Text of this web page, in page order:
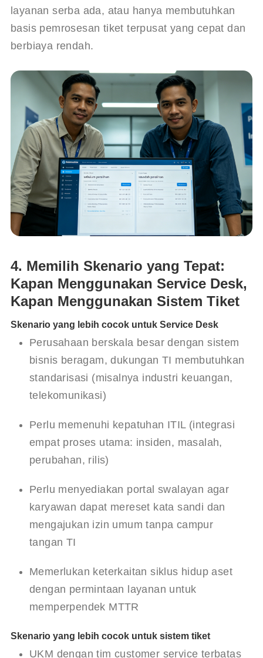
layanan serba ada, atau hanya membutuhkan
basis pemrosesan tiket terpusat yang cepat dan
berbiaya rendah.
4. Memilih Skenario yang Tepat:
Kapan Menggunakan Service Desk,
Kapan Menggunakan Sistem Tiket
Skenario yang lebih cocok untuk Service Desk
Perusahaan berskala besar dengan sistem
bisnis beragam, dukungan TI membutuhkan
standarisasi (misalnya industri keuangan,
telekomunikasi)
Perlu memenuhi kepatuhan ITIL (integrasi
empat proses utama: insiden, masalah,
perubahan, rilis)
Perlu menyediakan portal swalayan agar
karyawan dapat mereset kata sandi dan
mengajukan izin umum tanpa campur
tangan TI
Memerlukan keterkaitan siklus hidup aset
dengan permintaan layanan untuk
memperpendek MTTR
Skenario yang lebih cocok untuk sistem tiket
UKM dengan tim customer service terbatas